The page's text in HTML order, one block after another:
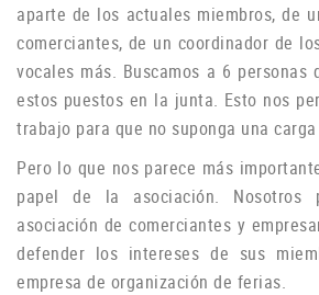
aparte de los actuales miembros, de
comerciantes, de un coordinador de
vocales más. Buscamos a 6 personas
estos puestos en la junta. Esto nos
trabajo para que no suponga una
Pero lo que nos parece más
papel de la asociación. Nosotros
asociación de comerciantes y
defender los intereses de sus
empresa de organización de ferias.